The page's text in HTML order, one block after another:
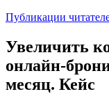
Публикации
Увеличить
онлайн-
месяц. Кейс